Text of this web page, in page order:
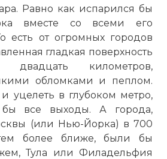
Равно как испарился бы
вместе со всеми его
есть от огромных городов
гладкая поверхность
километров,
обломками и пеплом.
уцелеть в глубоком метро,
бы все выходы. А города,
(или Нью-Йорка) в 700
более ближе, были бы
Тула или Филадельфия